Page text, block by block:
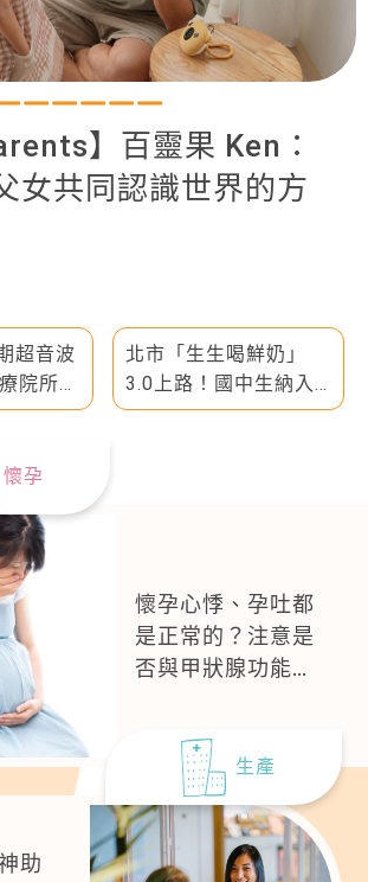
被圈粉！義大利
聖沛黎洛「克萊蒙
果飲
奶」
納入
起每週
漿
月子中心爆諾羅病毒群
聚！13人確診，母嬰深
夜急撤離
懷孕
懷孕心悸、孕吐都
是正常的？注意是
否與甲狀腺功能改
生產
助